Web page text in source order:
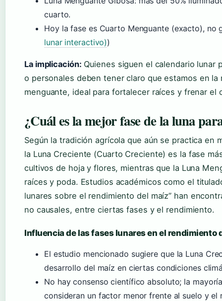
cuarto.
Hoy la fase es Cuarto Menguante (exacto), no
lunar interactivo))
La implicación: Quienes siguen el calendario lunar
o personales deben tener claro que estamos en la
menguante, ideal para fortalecer raíces y frenar el
¿Cuál es la mejor fase de la luna
Según la tradición agrícola que aún se practica en
la Luna Creciente (Cuarto Creciente) es la fase
cultivos de hoja y flores, mientras que la Luna
raíces y poda. Estudios académicos como el
lunares sobre el rendimiento del maíz” han
no causales, entre ciertas fases y el rendimiento.
Influencia de las fases lunares en el rendimiento
El estudio mencionado sugiere que la Luna
desarrollo del maíz en ciertas condiciones
No hay consenso científico absoluto; la
consideran un factor menor frente al suelo y el